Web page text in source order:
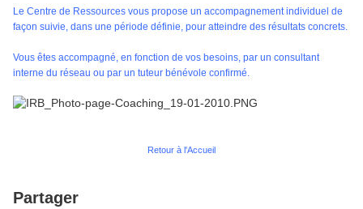
Le Centre de Ressources vous propose un accompagnement individuel de
façon suivie, dans une période définie, pour atteindre des résultats concrets.
Vous êtes accompagné, en fonction de vos besoins, par un consultant
interne du réseau ou par un tuteur bénévole confirmé.
Retour à l'Accueil
Partager